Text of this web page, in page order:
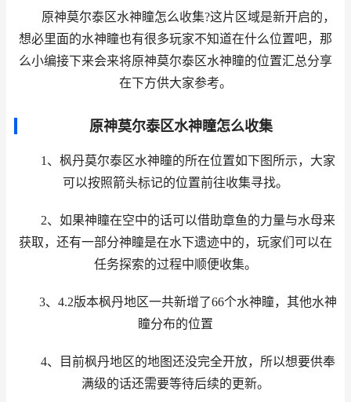
原神莫尔泰区水神瞳怎么收集?这片区域是新开启的，
想必里面的水神瞳也有很多玩家不知道在什么位置吧，那
么小编接下来会来将原神莫尔泰区水神瞳的位置汇总分享
在下方供大家参考。
原神莫尔泰区水神瞳怎么收集
1、枫丹莫尔泰区水神瞳的所在位置如下图所示，大家
可以按照箭头标记的位置前往收集寻找。
2、如果神瞳在空中的话可以借助章鱼的力量与水母来
获取，还有一部分神瞳是在水下遗迹中的，玩家们可以在
任务探索的过程中顺便收集。
3、4.2版本枫丹地区一共新增了66个水神瞳，其他水神
瞳分布的位置
4、目前枫丹地区的地图还没完全开放，所以想要供奉
满级的话还需要等待后续的更新。